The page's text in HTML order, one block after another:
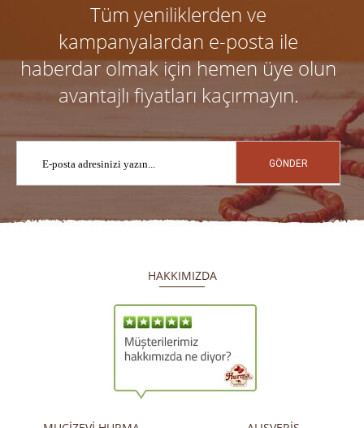
Tüm yeniliklerden ve
kampanyalardan e-posta ile
haberdar olmak için hemen üye olun
avantajlı fiyatları kaçırmayın.
GÖNDER
HAKKIMIZDA